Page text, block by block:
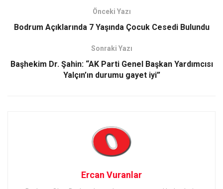
Önceki Yazı
Bodrum Açıklarında 7 Yaşında Çocuk Cesedi Bulundu
Sonraki Yazı
Başhekim Dr. Şahin: “AK Parti Genel Başkan Yardımcısı
Yalçın’ın durumu gayet iyi”
Ercan Vuranlar